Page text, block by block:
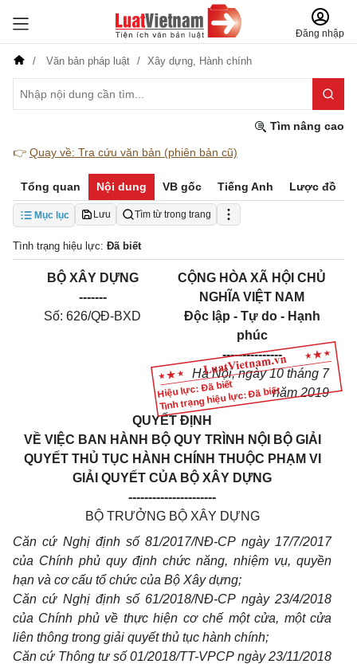
Đăng nhập
Văn bản pháp luật Xây dựng, Hành chính
Tìm nâng cao
👉 Quay về: Tra cứu văn bản (phiên bản cũ)
Tổng quan Nội dung VB gốc Tiếng Anh Lược đồ
Mục lục Lưu Tìm từ trong trang
Tình trạng hiệu lực: Đã biết
Hiệu lực: Đã biết
Tình trạng hiệu lực: Đã biết
BỘ XÂY DỰNG
-------
Số: 626/QĐ-BXD
CỘNG HÒA XÃ HỘI CHỦ
NGHĨA VIỆT NAM
Độc lập - Tự do - Hạnh
phúc
---------------
Hà Nội, ngày 10 tháng 7
năm 2019
QUYẾT ĐỊNH
VỀ VIỆC BAN HÀNH BỘ QUY TRÌNH NỘI BỘ GIẢI
QUYẾT THỦ TỤC HÀNH CHÍNH THUỘC PHẠM VI
GIẢI QUYẾT CỦA BỘ XÂY DỰNG
----------------------
BỘ TRƯỞNG BỘ XÂY DỰNG
Căn cứ Nghị định số 81/2017/NĐ-CP ngày 17/7/2017
của Chính phủ quy định chức năng, nhiệm vụ, quyền
hạn và cơ cấu tổ chức của Bộ Xây dựng;
Căn cứ Nghị định số 61/2018/NĐ-CP ngày 23/4/2018
của Chính phủ về thực hiện cơ chế một cửa, một cửa
liên thông trong giải quyết thủ tục hành chính;
Căn cứ Thông tư số 01/2018/TT-VPCP ngày 23/11/2018